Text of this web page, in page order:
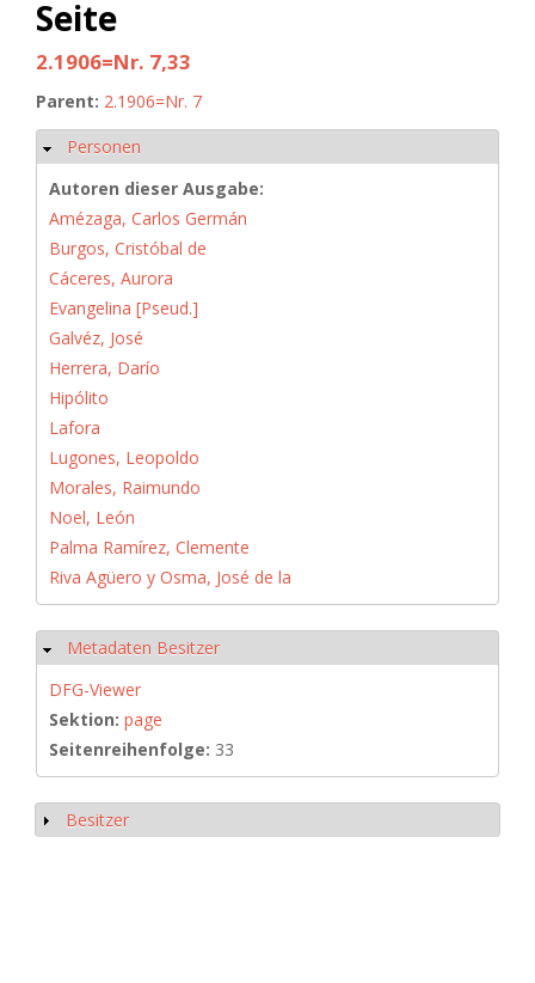
Seite
2.1906=Nr. 7,33
Parent: 2.1906=Nr. 7
Hide
Personen
Autoren dieser Ausgabe:
Amézaga, Carlos Germán
Burgos, Cristóbal de
Cáceres, Aurora
Evangelina [Pseud.]
Galvéz, José
Herrera, Darío
Hipólito
Lafora
Lugones, Leopoldo
Morales, Raimundo
Noel, León
Palma Ramírez, Clemente
Riva Agüero y Osma, José de la
Hide
Metadaten Besitzer
DFG-Viewer
Sektion: page
Seitenreihenfolge: 33
Show
Besitzer